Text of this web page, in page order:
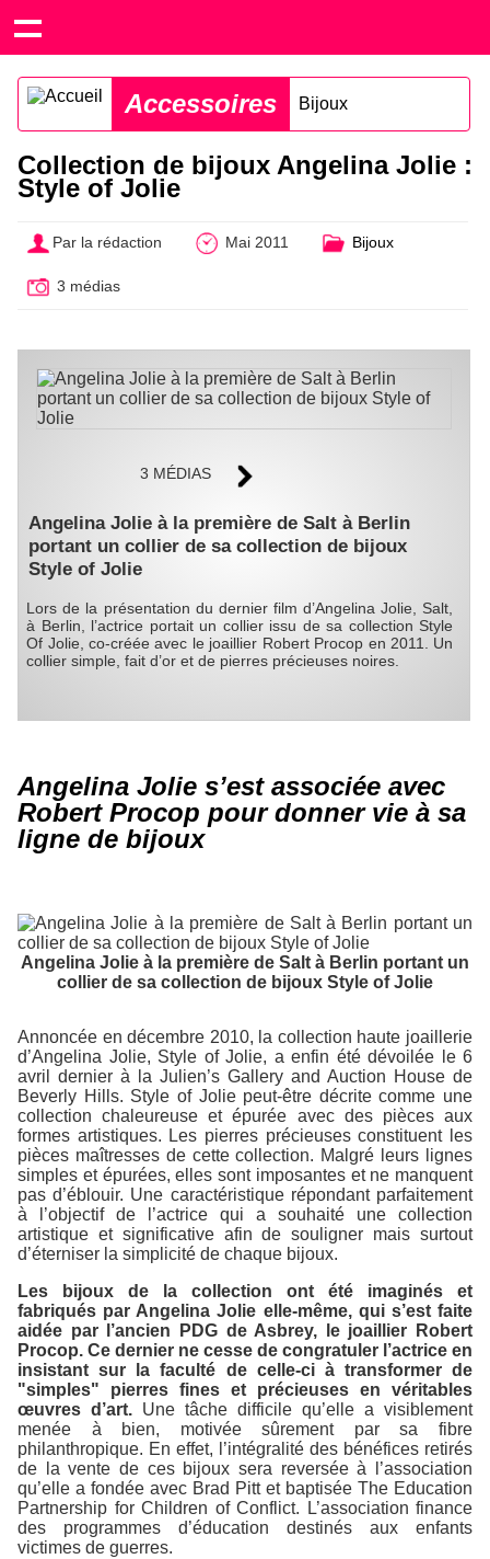
Accessoires Bijoux
Collection de bijoux Angelina Jolie :
Style of Jolie
Par la rédaction Mai 2011 Bijoux
3 médias
3 MÉDIAS
Angelina Jolie à la première de Salt à Berlin
portant un collier de sa collection de bijoux
Style of Jolie
Lors de la présentation du dernier film d’Angelina Jolie, Salt,
à Berlin, l’actrice portait un collier issu de sa collection Style
Of Jolie, co-créée avec le joaillier Robert Procop en 2011. Un
collier simple, fait d’or et de pierres précieuses noires.
Angelina Jolie s’est associée avec
Robert Procop pour donner vie à sa
ligne de bijoux
Angelina Jolie à la première de Salt à Berlin portant un
collier de sa collection de bijoux Style of Jolie
Annoncée en décembre 2010, la collection haute joaillerie
d’Angelina Jolie, Style of Jolie, a enfin été dévoilée le 6
avril dernier à la Julien’s Gallery and Auction House de
Beverly Hills. Style of Jolie peut-être décrite comme une
collection chaleureuse et épurée avec des pièces aux
formes artistiques. Les pierres précieuses constituent les
pièces maîtresses de cette collection. Malgré leurs lignes
simples et épurées, elles sont imposantes et ne manquent
pas d’éblouir. Une caractéristique répondant parfaitement
à l’objectif de l’actrice qui a souhaité une collection
artistique et significative afin de souligner mais surtout
d’éterniser la simplicité de chaque bijoux.
Les bijoux de la collection ont été imaginés et
fabriqués par Angelina Jolie elle-même, qui s’est faite
aidée par l’ancien PDG de Asbrey, le joaillier Robert
Procop. Ce dernier ne cesse de congratuler l’actrice en
insistant sur la faculté de celle-ci à transformer de
"simples" pierres fines et précieuses en véritables
œuvres d’art. Une tâche difficile qu’elle a visiblement
menée à bien, motivée sûrement par sa fibre
philanthropique. En effet, l’intégralité des bénéfices retirés
de la vente de ces bijoux sera reversée à l’association
qu’elle a fondée avec Brad Pitt et baptisée The Education
Partnership for Children of Conflict. L’association finance
des programmes d’éducation destinés aux enfants
victimes de guerres.